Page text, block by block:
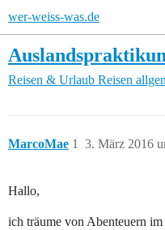
wer-weiss-was.de
Reisen & Urlaub Reisen
MarcoMae 3. März 2016
1
Hallo,
ich träume von Abenteuern